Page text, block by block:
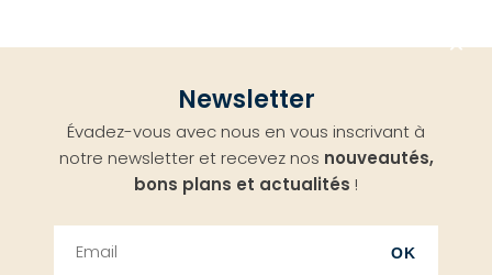
Newsletter
Évadez-vous avec nous en vous inscrivant à
notre newsletter et recevez nos nouveautés,
bons plans et actualités !
OK